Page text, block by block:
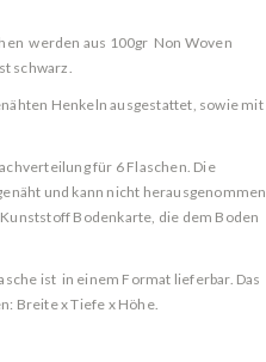
werden aus 100gr Non Woven
schwarz.
Henkeln ausgestattet, sowie mit
für 6 Flaschen. Die
und kann nicht herausgenommen
Bodenkarte, die dem Boden
ist in einem Format lieferbar. Das
Breite x Tiefe x Höhe.